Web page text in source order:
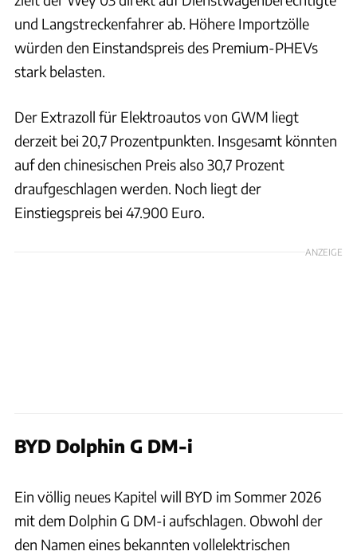
und Langstreckenfahrer ab. Höhere Importzölle
würden den Einstandspreis des Premium-PHEVs
stark belasten.
Der Extrazoll für Elektroautos von GWM liegt
derzeit bei 20,7 Prozentpunkten. Insgesamt könnten
auf den chinesischen Preis also 30,7 Prozent
draufgeschlagen werden. Noch liegt der
Einstiegspreis bei 47.900 Euro.
ANZEIGE
BYD Dolphin G DM-i
Ein völlig neues Kapitel will BYD im Sommer 2026
mit dem Dolphin G DM-i aufschlagen. Obwohl der
den Namen eines bekannten vollelektrischen